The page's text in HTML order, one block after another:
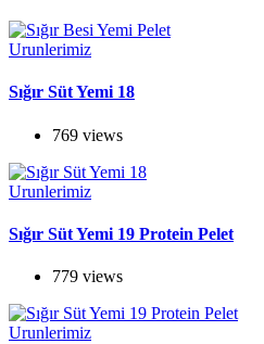
Urunlerimiz
Sığır Süt Yemi 18
769 views
Urunlerimiz
Sığır Süt Yemi 19 Protein Pelet
779 views
Urunlerimiz